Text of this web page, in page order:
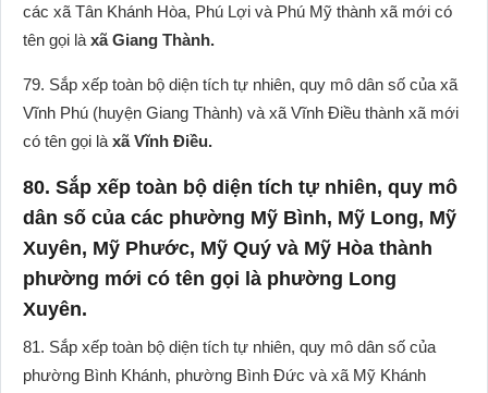
các xã Tân Khánh Hòa, Phú Lợi và Phú Mỹ thành xã mới có
tên gọi là xã Giang Thành.
79. Sắp xếp toàn bộ diện tích tự nhiên, quy mô dân số của xã
Vĩnh Phú (huyện Giang Thành) và xã Vĩnh Điều thành xã mới
có tên gọi là xã Vĩnh Điều.
80. Sắp xếp toàn bộ diện tích tự nhiên, quy mô
dân số của các phường Mỹ Bình, Mỹ Long, Mỹ
Xuyên, Mỹ Phước, Mỹ Quý và Mỹ Hòa thành
phường mới có tên gọi là phường Long
Xuyên.
81. Sắp xếp toàn bộ diện tích tự nhiên, quy mô dân số của
phường Bình Khánh, phường Bình Đức và xã Mỹ Khánh